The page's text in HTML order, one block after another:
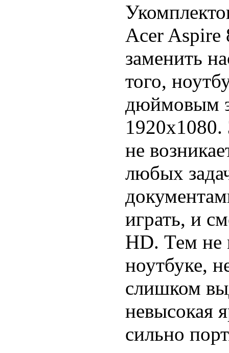
Acer Aspire
заменить
того,
дюймовым
1920x1080.
не
любых
играть, и
HD. Тем не
ноутбуке,
слишком
невысокая
сильно